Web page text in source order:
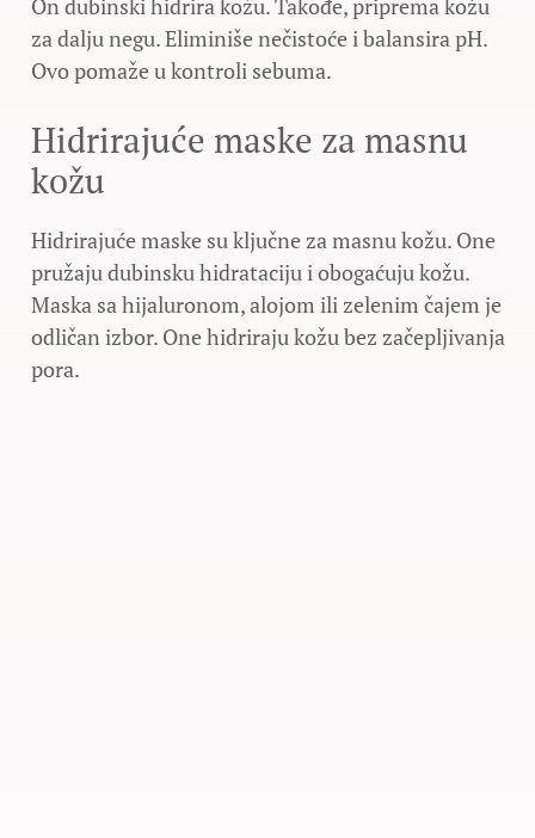
On dubinski hidrira kožu. Takođe, priprema kožu
za dalju negu. Eliminiše nečistoće i balansira pH.
Ovo pomaže u kontroli sebuma.
Hidrirajuće maske za masnu
kožu
Hidrirajuće maske su ključne za masnu kožu. One
pružaju dubinsku hidrataciju i obogaćuju kožu.
Maska sa hijaluronom, alojom ili zelenim čajem je
odličan izbor. One hidriraju kožu bez začepljivanja
pora.